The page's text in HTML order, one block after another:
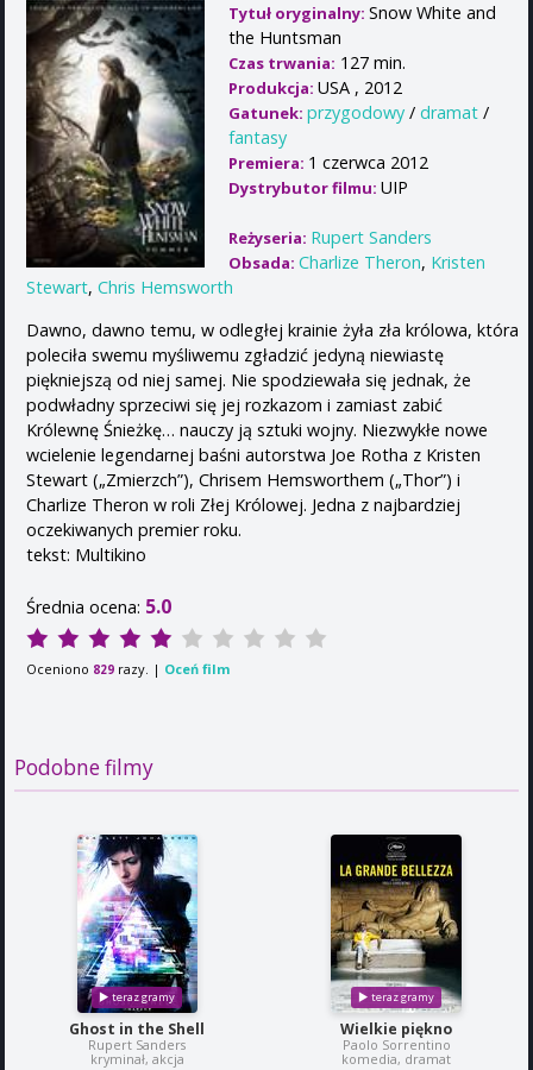
Tytuł oryginalny: Snow White and
the Huntsman
Czas trwania: 127 min.
Produkcja: USA , 2012
Gatunek: przygodowy / dramat /
fantasy
Premiera: 1 czerwca 2012
Dystrybutor filmu: UIP
Reżyseria: Rupert Sanders
Obsada: Charlize Theron, Kristen
Stewart, Chris Hemsworth
Dawno, dawno temu, w odległej krainie żyła zła królowa, która
poleciła swemu myśliwemu zgładzić jedyną niewiastę
piękniejszą od niej samej. Nie spodziewała się jednak, że
podwładny sprzeciwi się jej rozkazom i zamiast zabić
Królewnę Śnieżkę… nauczy ją sztuki wojny. Niezwykłe nowe
wcielenie legendarnej baśni autorstwa Joe Rotha z Kristen
Stewart („Zmierzch”), Chrisem Hemsworthem („Thor”) i
Charlize Theron w roli Złej Królowej. Jedna z najbardziej
oczekiwanych premier roku.
tekst: Multikino
Średnia ocena: 5.0
Oceniono 829 razy. | Oceń film
Podobne filmy
Ghost in the Shell
Rupert Sanders
kryminał, akcja
Wielkie piękno
Paolo Sorrentino
komedia, dramat